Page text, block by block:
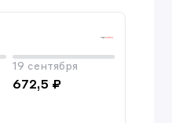
19 сентября
672,5 ₽